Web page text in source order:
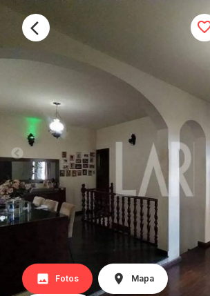
Fotos Mapa